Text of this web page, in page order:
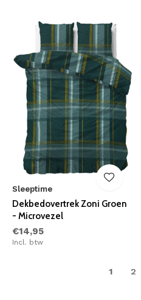
Sleeptime
Dekbedovertrek Zoni Groen
- Microvezel
€14,95
Incl. btw
1 2